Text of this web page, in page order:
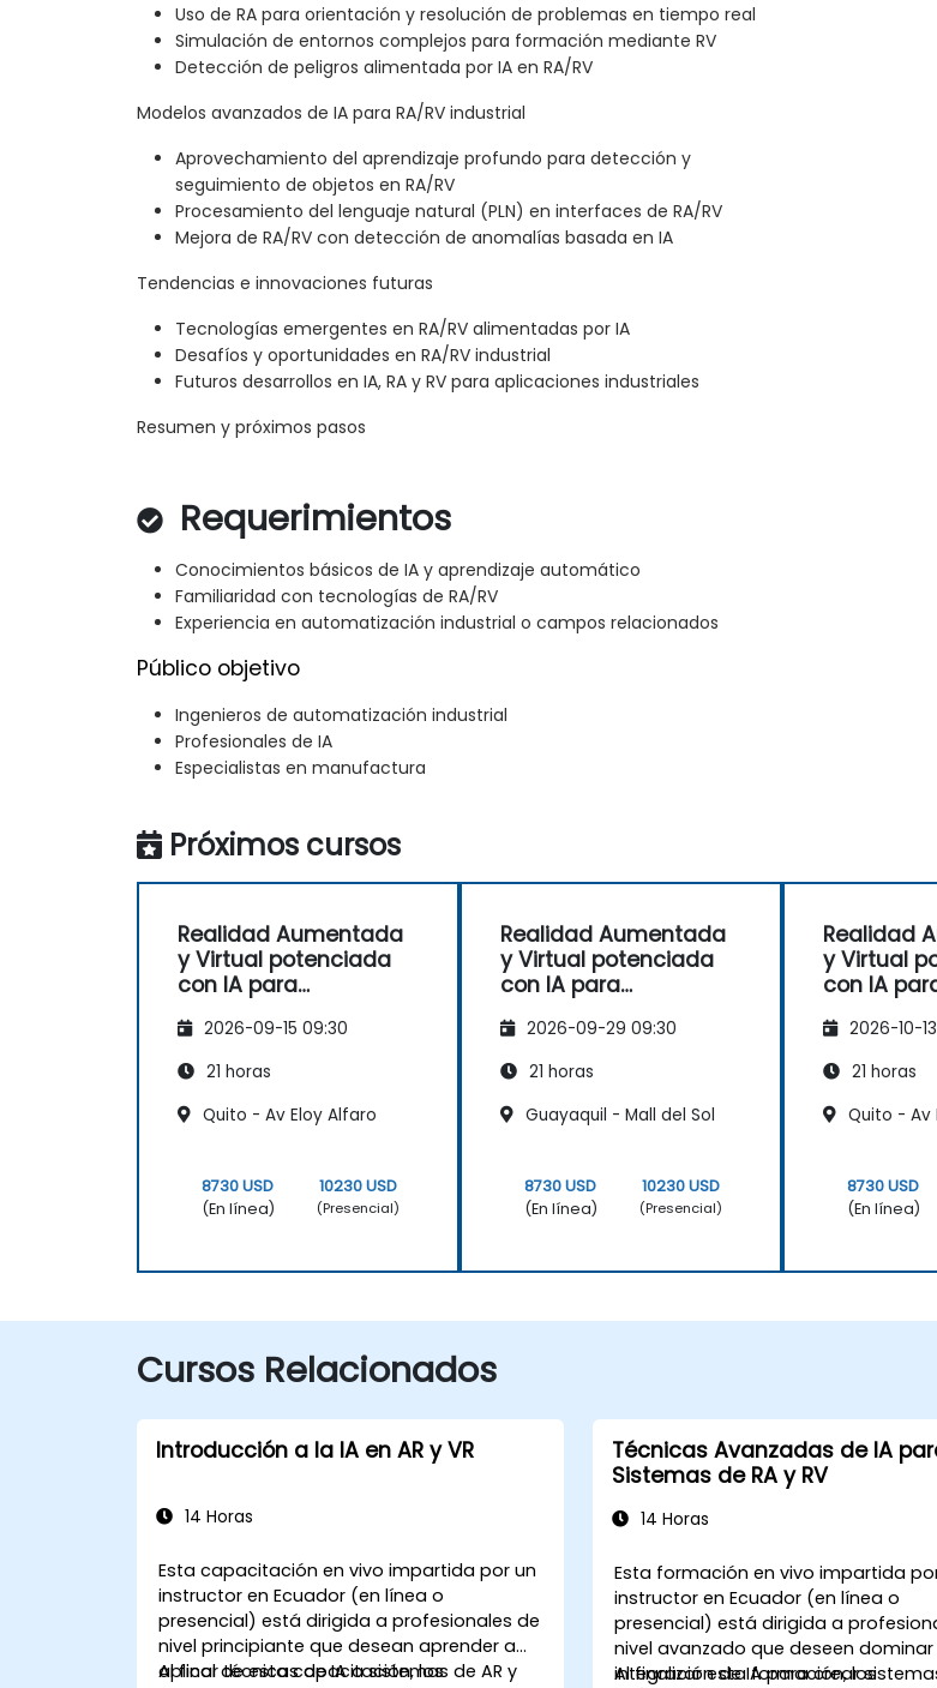
Uso de RA para orientación y resolución de problemas en tiempo real
Simulación de entornos complejos para formación mediante RV
Detección de peligros alimentada por IA en RA/RV
Modelos avanzados de IA para RA/RV industrial
Aprovechamiento del aprendizaje profundo para detección y
seguimiento de objetos en RA/RV
Procesamiento del lenguaje natural (PLN) en interfaces de RA/RV
Mejora de RA/RV con detección de anomalías basada en IA
Tendencias e innovaciones futuras
Tecnologías emergentes en RA/RV alimentadas por IA
Desafíos y oportunidades en RA/RV industrial
Futuros desarrollos en IA, RA y RV para aplicaciones industriales
Resumen y próximos pasos
Requerimientos
Conocimientos básicos de IA y aprendizaje automático
Familiaridad con tecnologías de RA/RV
Experiencia en automatización industrial o campos relacionados
Público objetivo
Ingenieros de automatización industrial
Profesionales de IA
Especialistas en manufactura
Próximos cursos
Realidad Aumentada
y Virtual potenciada
con IA para
industriales
2026-09-15 09:30
21 horas
Quito - Av Eloy Alfaro
8730 USD
(En línea)
10230 USD
(Presencial)
Realidad Aumentada
y Virtual potenciada
con IA para
industriales
2026-09-29 09:30
21 horas
Guayaquil - Mall del Sol
8730 USD
(En línea)
10230 USD
(Presencial)
Realidad
y Virtual
con IA
2026-10-
21 horas
Quito - Av
8730 USD
(En línea)
Cursos Relacionados
Introducción a la IA en AR y VR
14 Horas
Esta capacitación en vivo impartida por un
instructor en Ecuador (en línea o
presencial) está dirigida a profesionales de
nivel principiante que desean aprender a
aplicar técnicas de IA a sistemas de AR y
Al final de esta capacitación, los
Técnicas Avanzadas de IA
Sistemas de RA y RV
14 Horas
Esta formación en vivo impartida
instructor en Ecuador (en línea o
presencial) está dirigida a
nivel avanzado que deseen
integración de IA para crear
Al finalizar esta formación, los